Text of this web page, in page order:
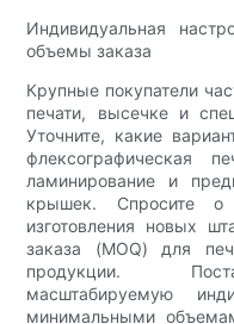
Индивидуальная
объемы заказа
Крупные покупатели
печати, высечке и
Уточните, какие
флексографическая
ламинирование и
крышек. Спросите о
изготовления новых
заказа (MOQ) для
продукции.
масштабируемую
минимальными